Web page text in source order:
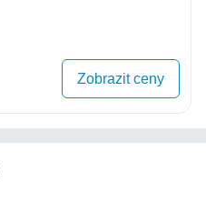
Zobrazit ceny